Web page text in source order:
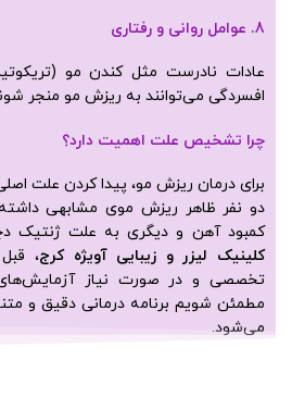
8. عوامل روانی و رفتاری
عادات نادرست مثل کندن مو
افسردگی می‌توانند به ریزش مو منجر
چرا تشخیص علت اهمیت دارد؟
برای درمان ریزش مو، پیدا کردن علت
دو نفر ظاهر ریزش موی مشابهی داشته
کمبود آهن و دیگری به علت ژنتیک
کلینیک لیزر و زیبایی آویژه کرج،
تخصصی و در صورت نیاز آزمایش‌های
مطمئن شویم برنامه درمانی دقیق و
می‌شود.